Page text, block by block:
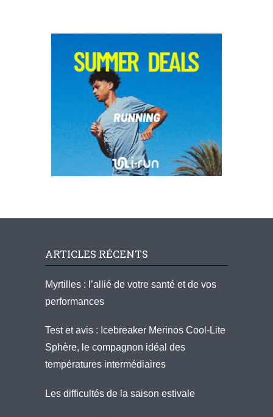
ARTICLES RÉCENTS
Myrtilles : l’allié de votre santé et de vos
performances
Test et avis : Icebreaker Merinos Cool-Lite
Sphère, le compagnon idéal des
températures intermédiaires
Les difficultés de la saison estivale